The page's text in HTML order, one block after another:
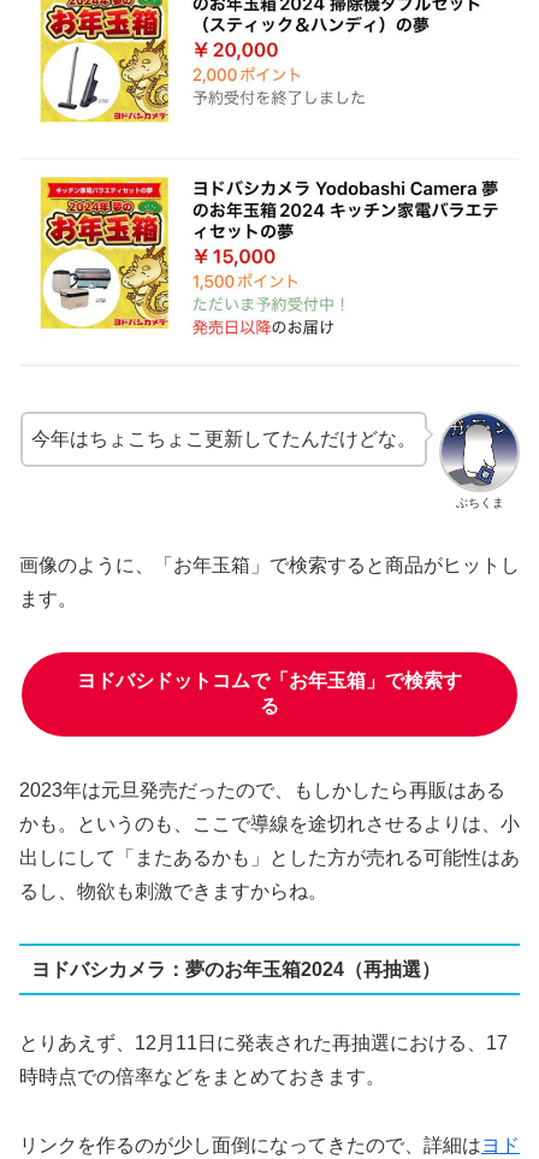
ぶちくま
今年はちょこちょこ更新してたんだけどな。
画像のように、「お年玉箱」で検索すると商品がヒットし
ます。
ヨドバシドットコムで「お年玉箱」で検索す
る
2023年は元旦発売だったので、もしかしたら再販はある
かも。というのも、ここで導線を途切れさせるよりは、小
出しにして「またあるかも」とした方が売れる可能性はあ
るし、物欲も刺激できますからね。
ヨドバシカメラ：夢のお年玉箱2024（再抽選）
とりあえず、12月11日に発表された再抽選における、17
時時点での倍率などをまとめておきます。
リンクを作るのが少し面倒になってきたので、詳細はヨド